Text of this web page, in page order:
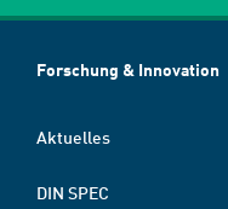
Forschung & Innovation
Aktuelles
DIN SPEC